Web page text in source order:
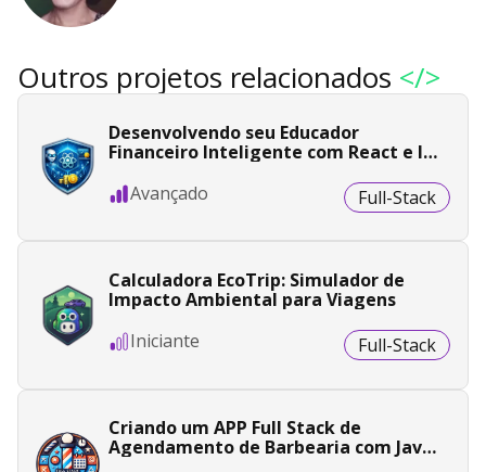
Outros projetos relacionados </>
Desenvolvendo seu Educador
Financeiro Inteligente com React e IA
Avançado
Full-Stack
Calculadora EcoTrip: Simulador de
Impacto Ambiental para Viagens
Iniciante
Full-Stack
Criando um APP Full Stack de
Agendamento de Barbearia com Java